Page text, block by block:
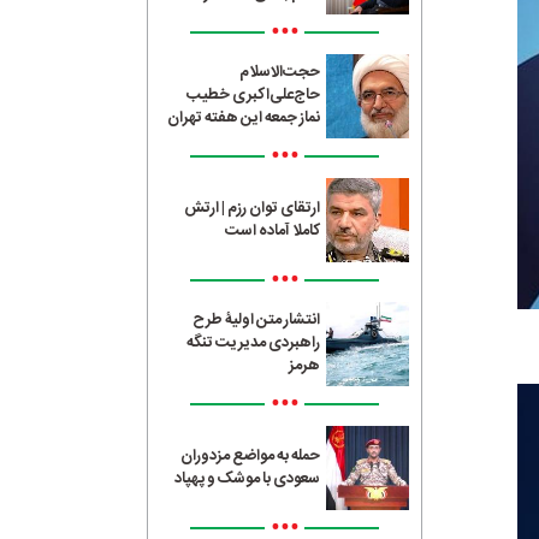
•••
حجت‌الاسلام
حاج‌علی‌اکبری خطیب
نماز جمعه این هفته تهران
•••
ارتقای توان رزم | ارتش
کاملا آماده است
•••
انتشار متن اولیۀ طرح
راهبردی مدیریت تنگه
هرمز
•••
حمله به مواضع مزدوران
سعودی با موشک و پهپاد
•••